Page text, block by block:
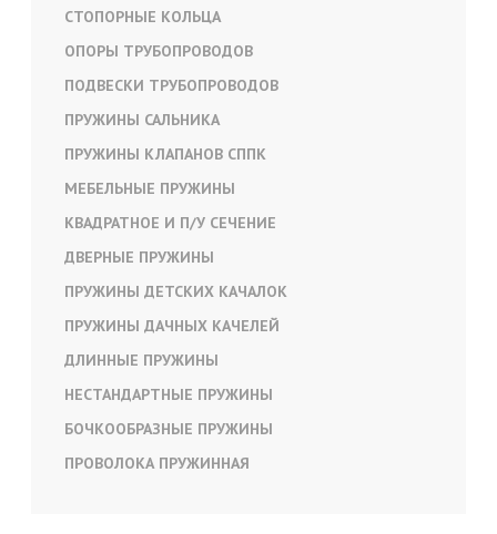
СТОПОРНЫЕ КОЛЬЦА
ОПОРЫ ТРУБОПРОВОДОВ
ПОДВЕСКИ ТРУБОПРОВОДОВ
ПРУЖИНЫ САЛЬНИКА
ПРУЖИНЫ КЛАПАНОВ СППК
МЕБЕЛЬНЫЕ ПРУЖИНЫ
КВАДРАТНОЕ И П/У СЕЧЕНИЕ
ДВЕРНЫЕ ПРУЖИНЫ
ПРУЖИНЫ ДЕТСКИХ КАЧАЛОК
ПРУЖИНЫ ДАЧНЫХ КАЧЕЛЕЙ
ДЛИННЫЕ ПРУЖИНЫ
НЕСТАНДАРТНЫЕ ПРУЖИНЫ
БОЧКООБРАЗНЫЕ ПРУЖИНЫ
ПРОВОЛОКА ПРУЖИННАЯ